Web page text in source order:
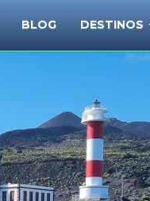
BLOG DESTINOS